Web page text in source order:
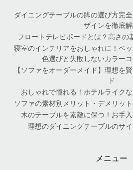
ダイニングテーブルの脚の選び方完
ザインを徹底解
フロートテレビボードとは？高さの
寝室のインテリアをおしゃれに！ベ
色選びと失敗しないカラー
【ソファをオーダーメイド】理想を
ド
おしゃれで憧れる！ホテルライク
ソファの素材別メリット・デメリッ
木のテーブルを素敵に保つ！お手
理想のダイニングテーブルのサ
メニュー